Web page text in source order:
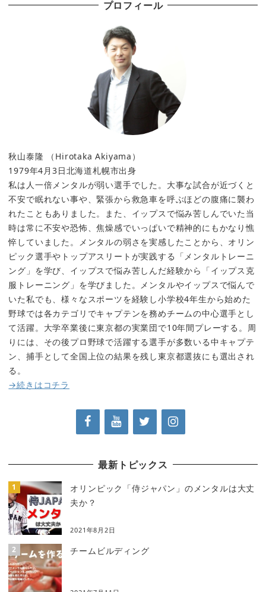
プロフィール
秋山泰隆 （Hirotaka Akiyama）
1979年4月3日北海道札幌市出身
私は人一倍メンタルが弱い選手でした。大事な試合が近づくと
不安で眠れない事や、緊張から救急車を呼ぶほどの腹痛に襲わ
れたこともありました。また、イップスで悩み苦しんでいた当
時は常に不安や恐怖、焦燥感でいっぱいで精神的にもかなり憔
悴していました。メンタルの弱さを実感したことから、オリン
ピック選手やトップアスリートが実践する「メンタルトレーニ
ング」を学び、イップスで悩み苦しんだ経験から「イップス克
服トレーニング」を学びました。メンタルやイップスで悩んで
いた私でも、様々なスポーツを経験し小学校4年生から始めた
野球では各カテゴリでキャプテンを務めチームの中心選手とし
て活躍。大学卒業後に東京都の実業団で10年間プレーする。周
りには、その後プロ野球で活躍する選手が多数いる中キャプテ
ン、捕手として全国上位の結果を残し東京都選抜にも選出され
る。
→続きはコチラ
最新トピックス
オリンピック「侍ジャパン」のメンタルは大丈
夫か？
2021年8月2日
チームビルディング